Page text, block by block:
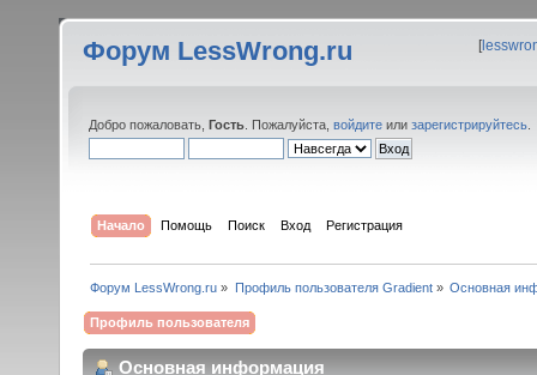
Форум LessWrong.ru [
Добро пожаловать, Гость . Пожалуйста, войдите или зарегистрируйтесь
Начало Помощь Поиск Вход Регистрация
Форум LessWrong.ru » Профиль пользователя Gradient» Основная
Профиль пользователя
Основная информация